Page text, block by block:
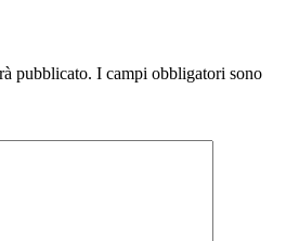
pubblicato. I campi obbligatori sono